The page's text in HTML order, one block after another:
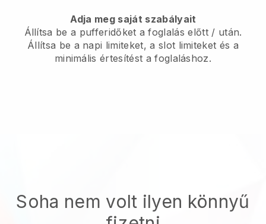
Adja meg saját szabályait
Állítsa be a pufferidőket a foglalás előtt / után.
Állítsa be a napi limiteket, a slot limiteket és a
minimális értesítést a foglaláshoz.
Soha nem volt ilyen könnyű